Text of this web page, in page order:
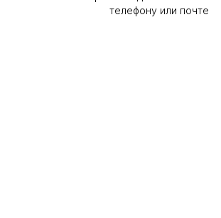
телефону или почте